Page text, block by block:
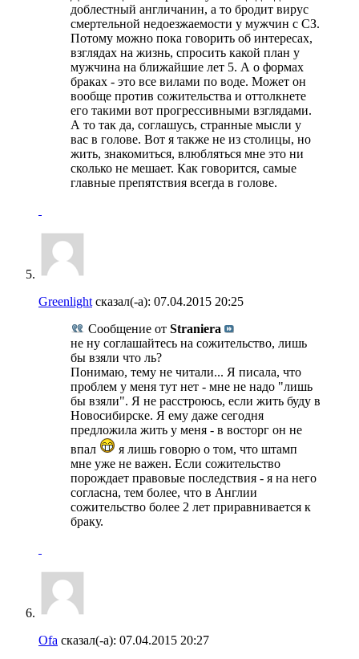
доблестный англичанин, а то бродит вирус
смертельной недоезжаемости у мужчин с СЗ.
Потому можно пока говорить об интересах,
взглядах на жизнь, спросить какой план у
мужчина на ближайшие лет 5. А о формах
браках - это все вилами по воде. Может он
вообще против сожительства и оттолкнете
его такими вот прогрессивными взглядами.
А то так да, соглашусь, странные мысли у
вас в голове. Вот я также не из столицы, но
жить, знакомиться, влюбляться мне это ни
сколько не мешает. Как говорится, самые
главные препятствия всегда в голове.
Greenlight сказал(-а): 07.04.2015 20:25
Сообщение от Straniera
не ну соглашайтесь на сожительство, лишь
бы взяли что ль?
Понимаю, тему не читали... Я писала, что
проблем у меня тут нет - мне не надо "лишь
бы взяли". Я не расстроюсь, если жить буду в
Новосибирске. Я ему даже сегодня
предложила жить у меня - в восторг он не
впал
я лишь говорю о том, что штамп
мне уже не важен. Если сожительство
порождает правовые последствия - я на него
согласна, тем более, что в Англии
сожительство более 2 лет приравнивается к
браку.
Ofa сказал(-а): 07.04.2015 20:27